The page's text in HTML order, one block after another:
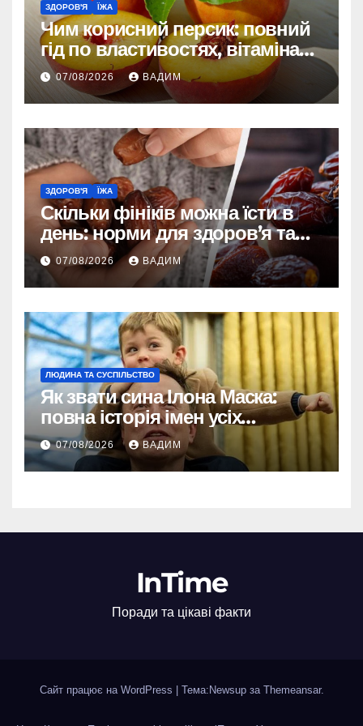
ЗДОРОВ'Я ЇЖА
Чим корисний персик: повний
гід по властивостях, вітамінах і
впливі на організм
07/08/2026 ВАДИМ
ЗДОРОВ'Я ЇЖА
Скільки фініків можна їсти в
день: норми для здоров’я та
енергії
07/08/2026 ВАДИМ
ЛЮДИНА ТА СУСПІЛЬСТВО
Як звати сина Ілона Маска:
повна історія імен усіх
хлопчиків мільярдера
07/08/2026 ВАДИМ
InTime
Поради та цікаві факти
Сайт працює на WordPress Тема:Newsup за Themeansar.